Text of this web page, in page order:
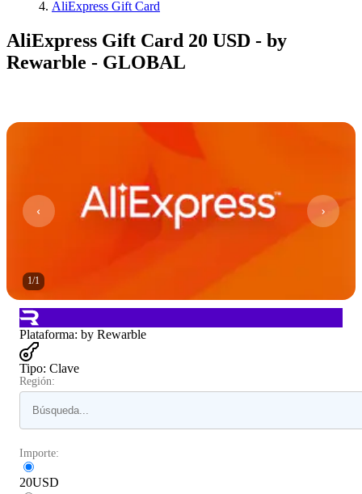
AliExpress Gift Card
AliExpress Gift Card 20 USD - by
Rewarble - GLOBAL
1/1
Plataforma: by Rewarble
Tipo: Clave
Región:
Importe:
20USD